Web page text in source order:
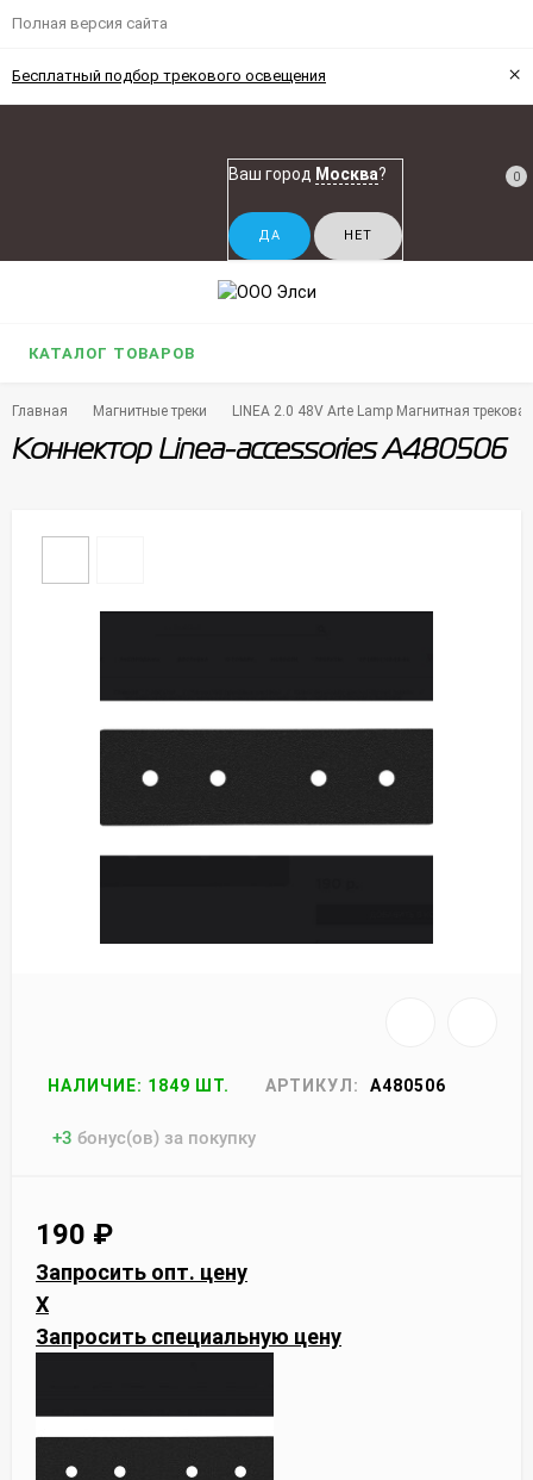
Полная версия сайта
Бесплатный подбор трекового освещения ×
Ваш город Москва? 0
КАТАЛОГ ТОВАРОВ
Главная Магнитные треки LINEA 2.0 48V Arte Lamp Магнитная
Коннектор Linea-accessories A480506
НАЛИЧИЕ: 1849 ШТ. АРТИКУЛ: A480506
+3 бонус(ов) за покупку
190 ₽
Запросить опт. цену
X
Запросить специальную цену